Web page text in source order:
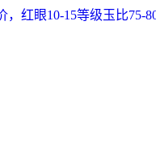
红眼10-15等级玉比75-